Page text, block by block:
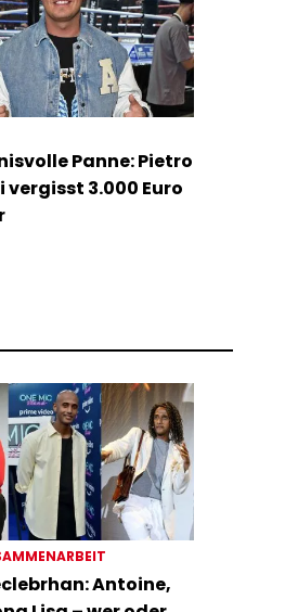
Panne: Pietro
vergisst 3.000 Euro
Antoine,